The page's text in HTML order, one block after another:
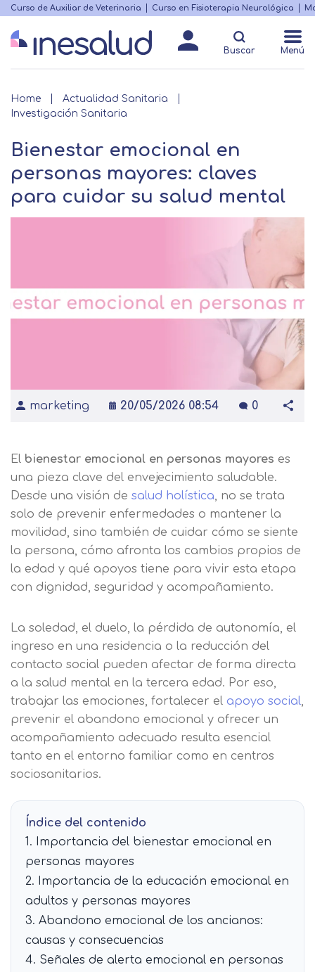
Skip
main
content
Menú
destacado
Curso de Auxiliar de Veterinaria Curso en Fisioterapia Neurológica
Buscar Menú
Breadcrumb
Home
Actualidad Sanitaria
Investigación Sanitaria
Bienestar emocional en
personas mayores: claves
para cuidar su salud mental
marketing 20/05/2026 08:54 0
El bienestar emocional en personas mayores es
una pieza clave del envejecimiento saludable.
Desde una visión de salud holística, no se trata
solo de prevenir enfermedades o mantener la
movilidad, sino también de cuidar cómo se siente
la persona, cómo afronta los cambios propios de
la edad y qué apoyos tiene para vivir esta etapa
con dignidad, seguridad y acompañamiento.
La soledad, el duelo, la pérdida de autonomía, el
ingreso en una residencia o la reducción del
contacto social pueden afectar de forma directa
a la salud mental en la tercera edad. Por eso,
trabajar las emociones, fortalecer el apoyo social,
prevenir el abandono emocional y ofrecer un
acompañamiento adecuado resulta esencial
tanto en el entorno familiar como en centros
sociosanitarios.
Índice del contenido
1. Importancia del bienestar emocional en
personas mayores
2. Importancia de la educación emocional en
adultos y personas mayores
3. Abandono emocional de los ancianos:
causas y consecuencias
4. Señales de alerta emocional en personas
Matricularme